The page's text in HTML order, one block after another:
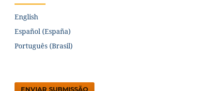
English
Español (España)
Português (Brasil)
ENVIAR SUBMISSÃO